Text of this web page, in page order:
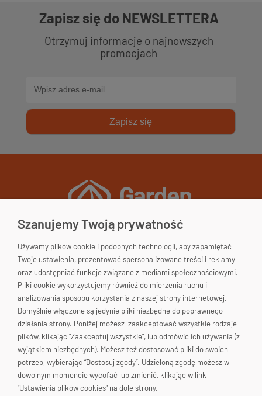
Zapisz się do NEWSLETTERA
Otrzymuj informacje o najnowszych
promocjach
Zapisz się
Garden&Home
33-200 Dąbrowa Tarnowska
woj. małopolskie
Polska
663-176-665
biuro@gardenhome.pl
Szanujemy Twoją prywatność
Używamy plików cookie i podobnych technologii, aby zapamiętać
Twoje ustawienia, prezentować spersonalizowane treści i reklamy
oraz udostępniać funkcje związane z mediami społecznościowymi.
Pliki cookie wykorzystujemy również do mierzenia ruchu i
analizowania sposobu korzystania z naszej strony internetowej.
Domyślnie włączone są jedynie pliki niezbędne do poprawnego
działania strony. Poniżej możesz zaakceptować wszystkie rodzaje
plików, klikając “Zaakceptuj wszystkie”, lub odmówić ich używania (z
wyjątkiem niezbędnych). Możesz też dostosować pliki do swoich
potrzeb, wybierając “Dostosuj zgody”. Udzieloną zgodę możesz w
dowolnym momencie wycofać lub zmienić, klikając w link
“Ustawienia plików cookies” na dole strony.